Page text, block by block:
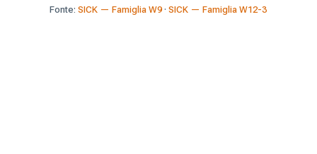
Fonte:SICK — Famiglia W9·SICK — Famiglia W12-3